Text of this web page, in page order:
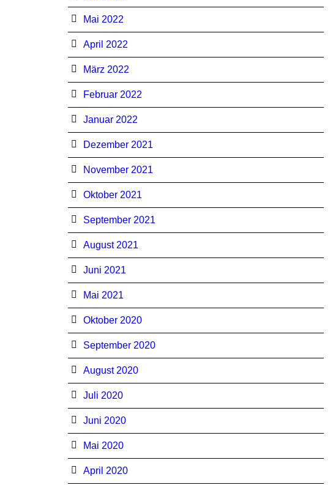
Mai 2022
April 2022
März 2022
Februar 2022
Januar 2022
Dezember 2021
November 2021
Oktober 2021
September 2021
August 2021
Juni 2021
Mai 2021
Oktober 2020
September 2020
August 2020
Juli 2020
Juni 2020
Mai 2020
April 2020